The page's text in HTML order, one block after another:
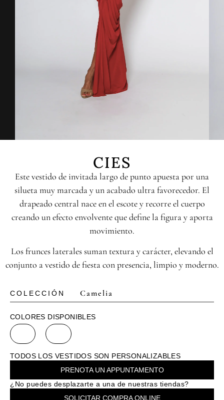
CIES
Este vestido de invitada largo de punto apuesta por una
silueta muy marcada y un acabado ultra favorecedor. El
drapeado central nace en el escote y recorre el cuerpo
creando un efecto envolvente que define la figura y aporta
movimiento.
Los frunces laterales suman textura y carácter, elevando el
conjunto a vestido de fiesta con presencia, limpio y moderno.
COLECCIÓN Camelia
COLORES DISPONIBLES
TODOS LOS VESTIDOS SON PERSONALIZABLES
PRENOTA UN APPUNTAMENTO
¿No puedes desplazarte a una de nuestras tiendas?
SOLICITAR COMPRA ONLINE